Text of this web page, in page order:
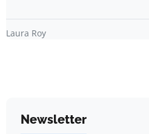
Laura Roy
Newsletter